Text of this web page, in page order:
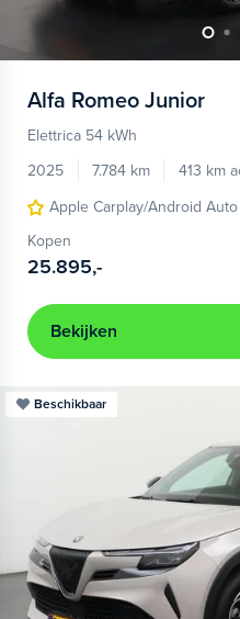
Alfa Romeo Junior
Elettrica 54 kWh
2025
7.784 km 413 km
Apple Carplay/Android Auto
Kopen
25.895,-
Bekijken
Beschikbaar